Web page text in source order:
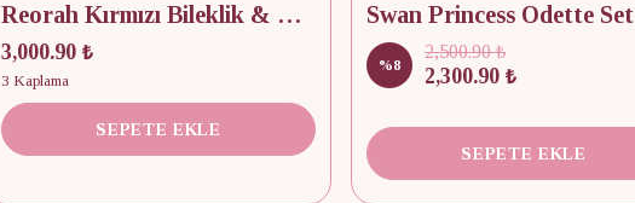
Reorah Kırmızı Bileklik & Charm Advent Calendar 9 Adet
3,000.90 ₺
3 Kaplama
SEPETE EKLE
Swan Princess Odette Set
%8
2,500.90 ₺
2,300.90 ₺
SEPETE EKLE